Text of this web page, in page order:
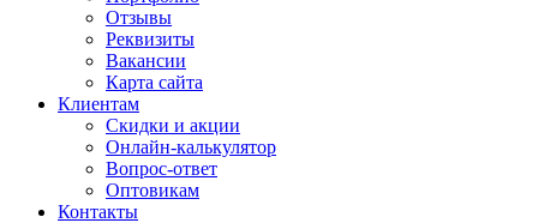
Отзывы
Реквизиты
Вакансии
Карта сайта
Клиентам
Скидки и акции
Онлайн-калькулятор
Вопрос-ответ
Оптовикам
Контакты